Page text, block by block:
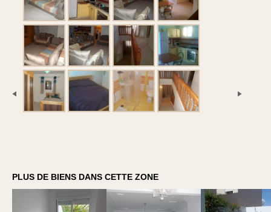
PLUS DE BIENS DANS CETTE ZONE